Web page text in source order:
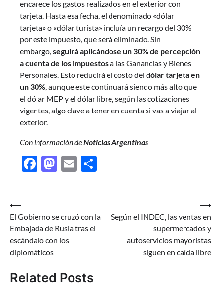
encarece los gastos realizados en el exterior con
tarjeta. Hasta esa fecha, el denominado «dólar
tarjeta» o «dólar turista» incluía un recargo del 30%
por este impuesto, que será eliminado. Sin
embargo,seguirá aplicándose un 30% de percepción
a cuenta de los impuestosa las Ganancias y Bienes
Personales. Esto reducirá el costo del dólar tarjeta en
un 30%, aunque este continuará siendo más alto que
el dólar MEP y el dólar libre, según las cotizaciones
vigentes, algo clave a tener en cuenta si vas a viajar al
exterior.
Con información deNoticias Argentinas
Facebook
Mastodon
Email
Navegación
de
entradas
⟵
El Gobierno se cruzó con la
Embajada de Rusia tras el
escándalo con los
diplomáticos
Según el INDEC, las ventas en
supermercados y
autoservicios mayoristas
siguen en caída libre
⟶
Related Posts